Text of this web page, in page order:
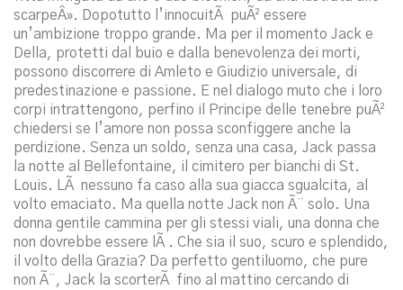
scarpeÂ». Dopotutto l’innocuitÃ puÃ² essere
un’ambizione troppo grande. Ma per il momento Jack e
Della, protetti dal buio e dalla benevolenza dei morti,
possono discorrere di Amleto e Giudizio universale, di
predestinazione e passione. E nel dialogo muto che i loro
corpi intrattengono, perfino il Principe delle tenebre puÃ²
chiedersi se l’amore non possa sconfiggere anche la
perdizione. Senza un soldo, senza una casa, Jack passa
la notte al Bellefontaine, il cimitero per bianchi di St.
Louis. LÃ nessuno fa caso alla sua giacca sgualcita, al
volto emaciato. Ma quella notte Jack non Ã¨ solo. Una
donna gentile cammina per gli stessi viali, una donna che
non dovrebbe essere lÃ . Che sia il suo, scuro e splendido,
il volto della Grazia? Da perfetto gentiluomo, che pure
non Ã¨, Jack la scorterÃ fino al mattino cercando di